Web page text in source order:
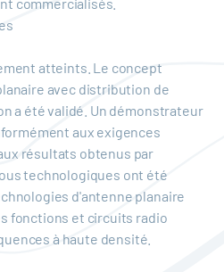
atteints. Le concept
avec distribution de
a été validé. Un démonstrateur
aux exigences
résultats obtenus par
technologiques ont été
d'antenne planaire
fonctions et circuits radio
à haute densité.